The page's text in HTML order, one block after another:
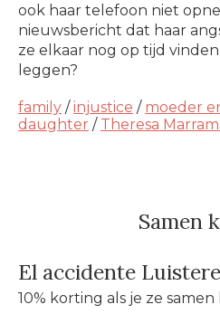
ook haar telefoon niet
nieuwsbericht dat haar
ze elkaar nog op tijd
leggen?
family /injustice / moeder
daughter / Theresa
Samen
El accidente
10% korting als je ze